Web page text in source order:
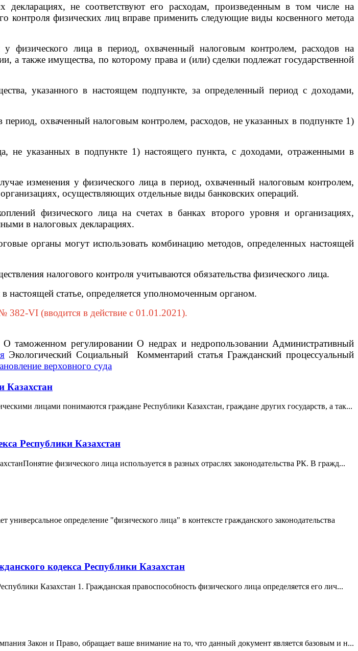
не соответствуют его расходам, произведенным в том числе на
контроля физических лиц вправе применить следующие виды косвенного метода
физического лица в период, охваченный налоговым контролем, расходов на
а также имущества, по которому права и (или) сделки подлежат государственной
указанного в настоящем подпункте, за определенный период с доходами,
охваченный налоговым контролем, расходов, не указанных в подпункте 1)
не указанных в подпункте 1) настоящего пункта, с доходами, отраженными в
изменения у физического лица в период, охваченный налоговым контролем,
осуществляющих отдельные виды банковских операций.
физического лица на счетах в банках второго уровня и организациях,
в налоговых декларациях.
органы могут использовать комбинацию методов, определенных настоящей
налогового контроля учитываются обязательства физического лица.
статье, определяется уполномоченным органом.
VI (вводится в действие с 01.01.2021).
таможенном регулировании О недрах и недропользовании Административный
Экологический Социальный Комментарий статья Гражданский процессуальный
верховного суда
Казахстан
лицами понимаются граждане Республики Казахстан, граждане других государств, а так...
Республики Казахстан
физического лица используется в разных отраслях законодательства РК. В гражд...
определение "физического лица" в контексте гражданского законодательства
кодекса Республики Казахстан
Казахстан 1. Гражданская правоспособность физического лица определяется его лич...
Закон и Право, обращает ваше внимание на то, что данный документ является базовым и н...